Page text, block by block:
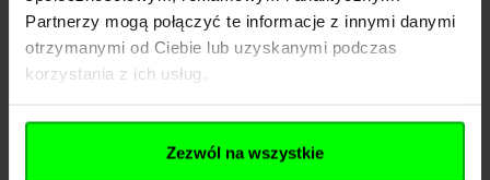
Partnerzy mogą połączyć te informacje z innymi danymi
otrzymanymi od Ciebie lub uzyskanymi podczas
korzystania z ich usług.
Zezwól na wszystkie
Dane techniczne
Kod SKU
SP.17285
1000000172850